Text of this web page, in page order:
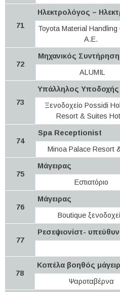
71
Ηλεκτρολόγος –
Toyota Material Handling
A.E.
72
Μηχανικός
ALUMIL
73
Υπάλληλος
Ξενοδοχείο Possidi
Resort & Suites
74
Spa Receptionist
Minoa Palace Resort
75
Μάγειρας
Εστιατόριο
76
Μάγειρας
Boutique
77
Ρεσεψιονίστ-
78
Κοπέλα βοηθός
Ψαροταβέρνα